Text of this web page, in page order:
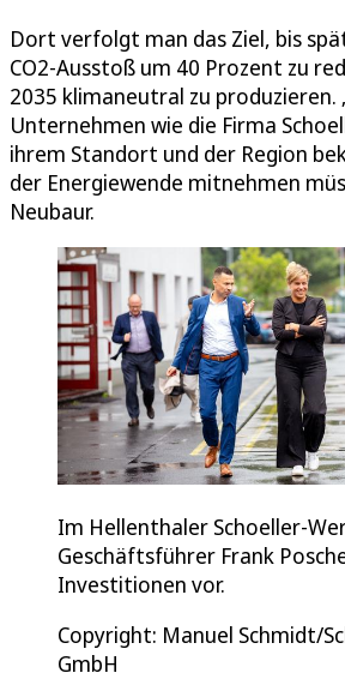
Dort verfolgt man das Ziel, bis
CO2-Ausstoß um 40 Prozent zu
2035 klimaneutral zu produzieren.
Unternehmen wie die Firma
ihrem Standort und der Region
der Energiewende mitnehmen
Neubaur.
Im Hellenthaler Schoeller-
Geschäftsführer Frank
Investitionen vor.
Copyright: Manuel Schmidt/
GmbH